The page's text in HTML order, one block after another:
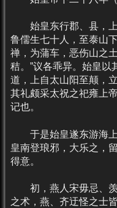
始皇东行郡、县，上
鲁儒生七十人，至泰山
禅，为蒲车，恶伤山之
秸。”议各乖异。始皇以
道，上自太山阳至颠，
其礼颇采太祝之祀雍上
记也。
于是始皇遂东游海上
皇南登琅邪，大乐之，
得意。
初，燕人宋毋忌、羡
之术，燕、齐迂怪之士